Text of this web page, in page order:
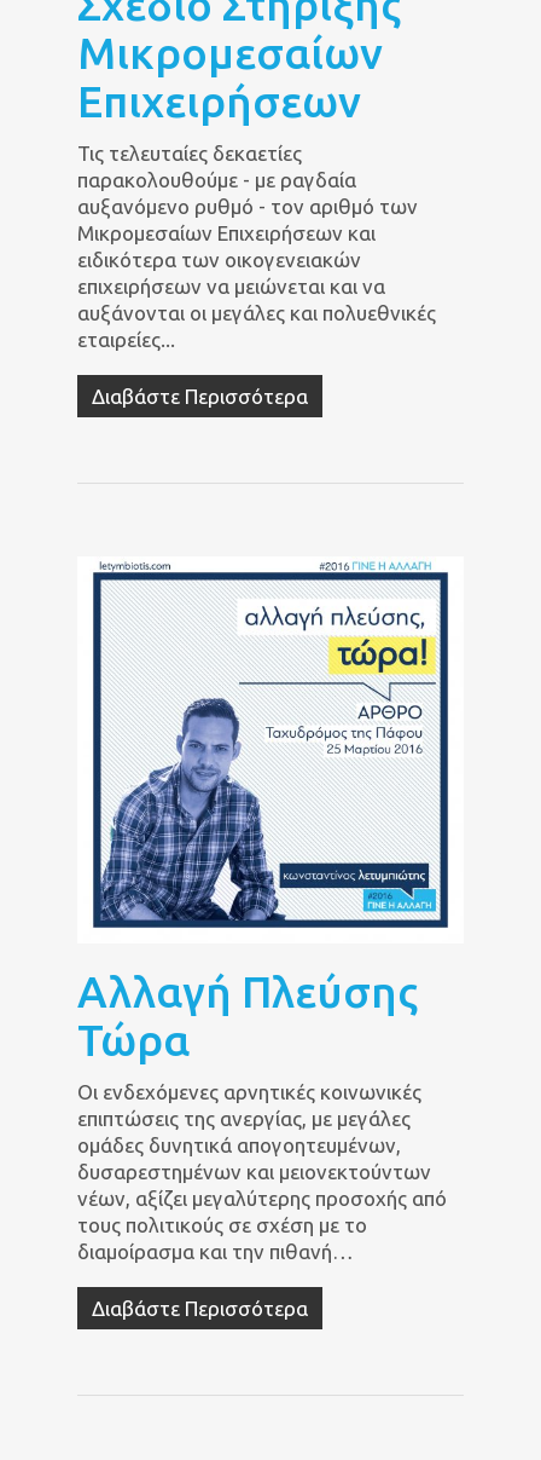
Μικρομεσαίων
Επιχειρήσεων
Τις τελευταίες δεκαετίες
παρακολουθούμε - με ραγδαία
αυξανόμενο ρυθμό - τον αριθμό των
Μικρομεσαίων Επιχειρήσεων και
ειδικότερα των οικογενειακών
επιχειρήσεων να μειώνεται και να
αυξάνονται οι μεγάλες και πολυεθνικές
εταιρείες...
Διαβάστε Περισσότερα
Αλλαγή Πλεύσης
Τώρα
Οι ενδεχόμενες αρνητικές κοινωνικές
επιπτώσεις της ανεργίας, με μεγάλες
ομάδες δυνητικά απογοητευμένων,
δυσαρεστημένων και μειονεκτούντων
νέων, αξίζει μεγαλύτερης προσοχής από
τους πολιτικούς σε σχέση με το
διαμοίρασμα και την πιθανή…
Διαβάστε Περισσότερα